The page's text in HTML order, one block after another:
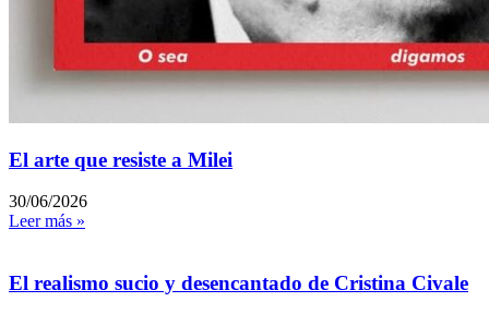
El arte que resiste a Milei
30/06/2026
Leer más »
El realismo sucio y desencantado de Cristina Civale